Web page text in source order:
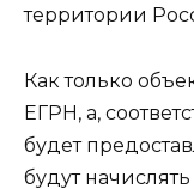
территории
Как только
ЕГРН, а,
будет
будут начислять